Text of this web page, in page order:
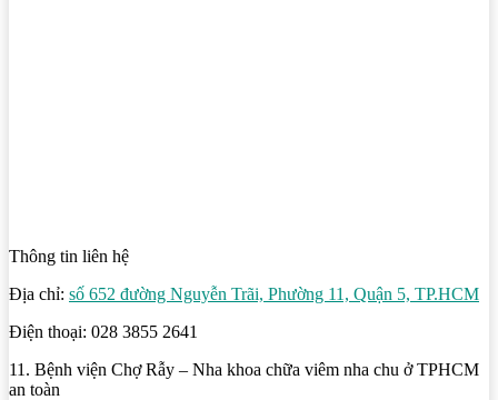
Thông tin liên hệ
Địa chỉ: số 652 đường Nguyễn Trãi, Phường 11, Quận 5, TP.HCM
Điện thoại: 028 3855 2641
11. Bệnh viện Chợ Rẫy – Nha khoa chữa viêm nha chu ở TPHCM
an toàn